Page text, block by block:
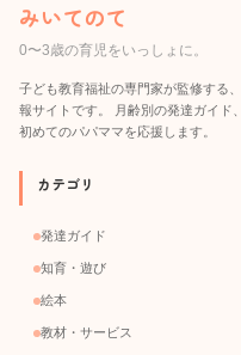
みいてのて
0〜3歳の育児をいっしょに。
子ども教育福祉の専門家が監修する
報サイトです。 月齢別の発達ガイド
初めてのパパママを応援します。
カテゴリ
発達ガイド
知育・遊び
絵本
教材・サービス